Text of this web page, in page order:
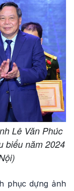
Lê Văn Phúc
biểu năm 2024
phục dựng ảnh